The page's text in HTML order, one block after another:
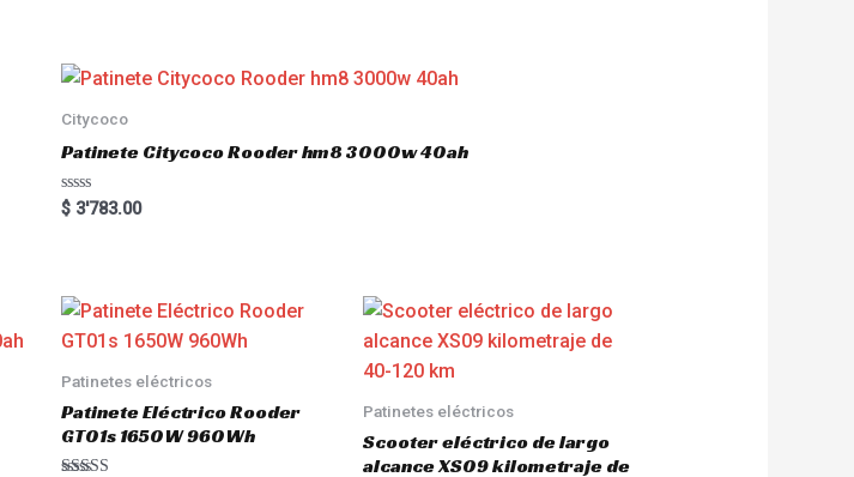
o
u
o
f
5
Citycoco
Patinete Citycoco Rooder hm8 3000w 40ah
R
a
o
u
t
o
5
$ 3'783.00
Patinetes eléctricos
Patinete Eléctrico Rooder
GT01s 1650W 960Wh
Patinetes eléctricos
Scooter eléctrico de largo
alcance XS09 kilometraje de